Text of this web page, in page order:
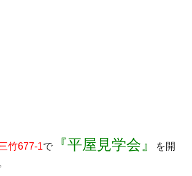
竹677-1で 『平屋見学会』
を開